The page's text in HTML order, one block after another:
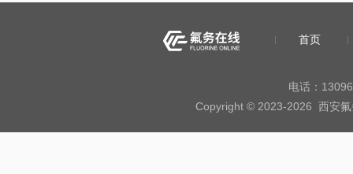
首页
电话：
Copyright © 2023-2026 西安